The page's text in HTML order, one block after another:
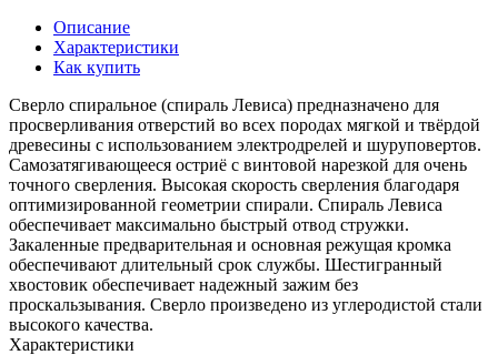
Описание
Характеристики
Как купить
Сверло спиральное (спираль Левиса) предназначено для
просверливания отверстий во всех породах мягкой и твёрдой
древесины с использованием электродрелей и шуруповертов.
Самозатягивающееся остриё с винтовой нарезкой для очень
точного сверления. Высокая скорость сверления благодаря
оптимизированной геометрии спирали. Спираль Левиса
обеспечивает максимально быстрый отвод стружки.
Закаленные предварительная и основная режущая кромка
обеспечивают длительный срок службы. Шестигранный
хвостовик обеспечивает надежный зажим без
проскальзывания. Сверло произведено из углеродистой стали
высокого качества.
Характеристики